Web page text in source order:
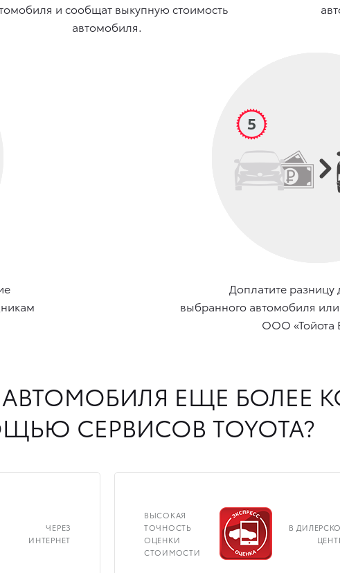
и сообщат выкупную стоимость
автомобиля.
Доплатите разницу
выбранного автомобиля
ООО «Тойота
АВТОМОБИЛЯ ЕЩЕ БОЛЕЕ
СЕРВИСОВ TOYOTA?
ЧЕРЕЗ
ИНТЕРНЕТ
ВЫСОКАЯ
ТОЧНОСТЬ
ОЦЕНКИ
СТОИМОСТИ
В